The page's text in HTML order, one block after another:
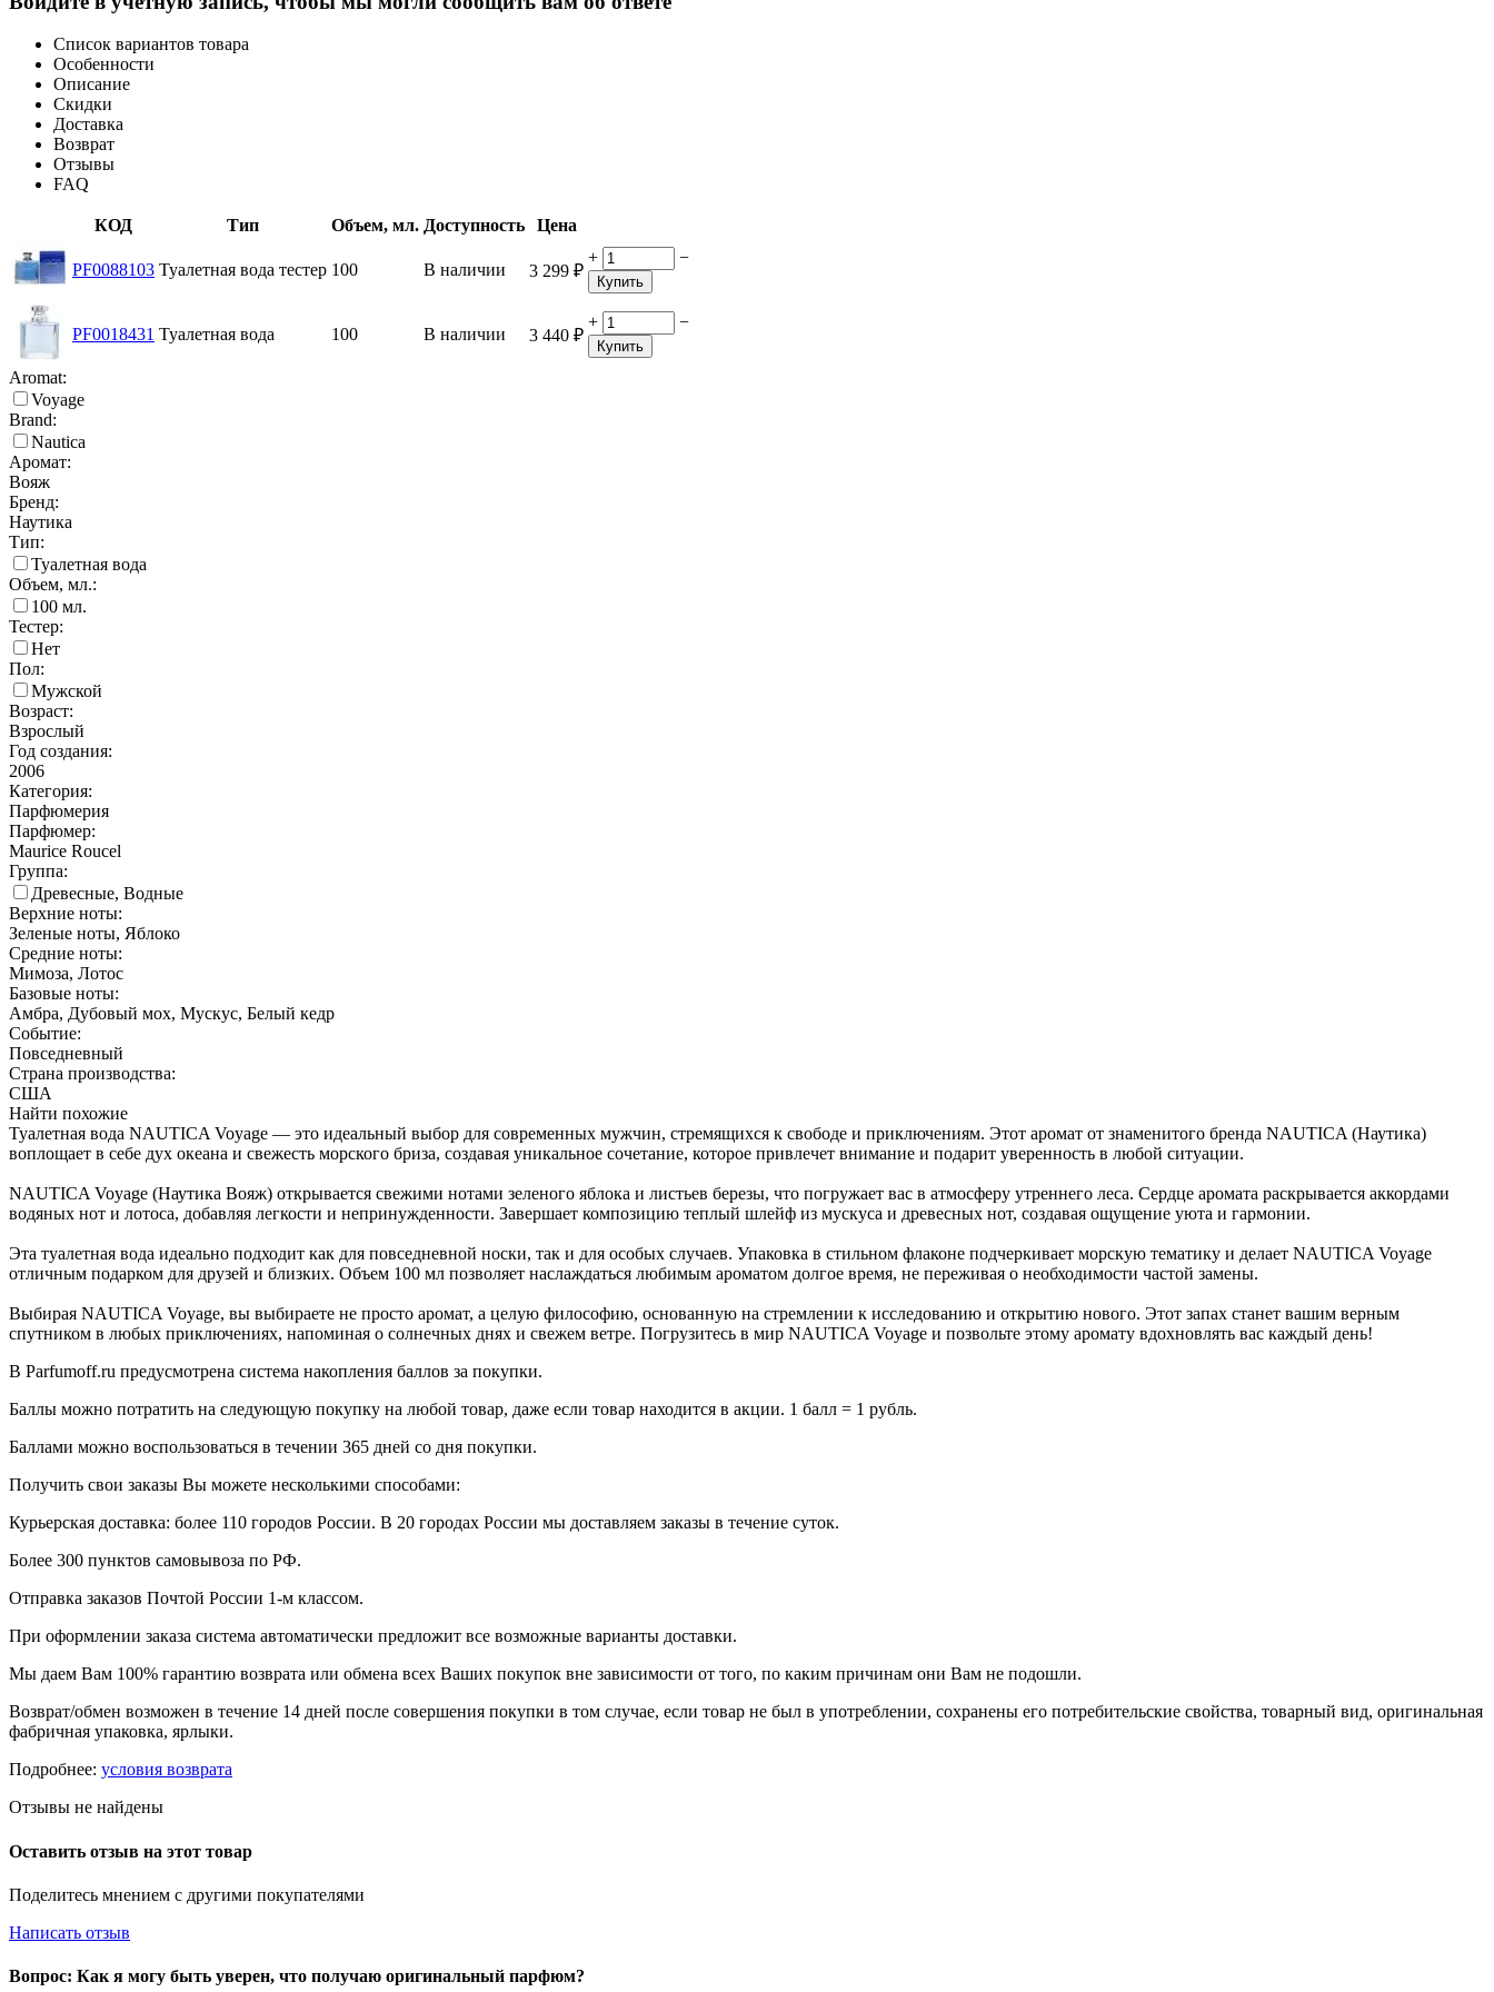
Список вариантов товара
Особенности
Описание
Скидки
Доставка
Возврат
Отзывы
FAQ
КОД Тип Объем, мл. Доступность Цена
PF0088103 Туалетная вода тестер 100 В наличии 3 299 ₽
+ −
Купить
PF0018431 Туалетная вода 100 В наличии 3 440 ₽
+ −
Купить
Aromat:
Voyage
Brand:
Nautica
Аромат:
Вояж
Бренд:
Наутика
Тип:
Туалетная вода
Объем, мл.:
100 мл.
Тестер:
Нет
Пол:
Мужской
Возраст:
Взрослый
Год создания:
2006
Категория:
Парфюмерия
Парфюмер:
Maurice Roucel
Группа:
Древесные, Водные
Верхние ноты:
Зеленые ноты, Яблоко
Средние ноты:
Мимоза, Лотос
Базовые ноты:
Амбра, Дубовый мох, Мускус, Белый кедр
Событие:
Повседневный
Страна производства:
США
Найти похожие
Туалетная вода NAUTICA Voyage — это идеальный выбор для современных мужчин, стремящихся к свободе и приключениям. Этот аромат от знаменитого бренда NAUTICA (Наутика)
воплощает в себе дух океана и свежесть морского бриза, создавая уникальное сочетание, которое привлечет внимание и подарит уверенность в любой ситуации.
NAUTICA Voyage (Наутика Вояж) открывается свежими нотами зеленого яблока и листьев березы, что погружает вас в атмосферу утреннего леса. Сердце аромата раскрывается аккордами
водяных нот и лотоса, добавляя легкости и непринужденности. Завершает композицию теплый шлейф из мускуса и древесных нот, создавая ощущение уюта и гармонии.
Эта туалетная вода идеально подходит как для повседневной носки, так и для особых случаев. Упаковка в стильном флаконе подчеркивает морскую тематику и делает NAUTICA Voyage
отличным подарком для друзей и близких. Объем 100 мл позволяет наслаждаться любимым ароматом долгое время, не переживая о необходимости частой замены.
Выбирая NAUTICA Voyage, вы выбираете не просто аромат, а целую философию, основанную на стремлении к исследованию и открытию нового. Этот запах станет вашим верным
спутником в любых приключениях, напоминая о солнечных днях и свежем ветре. Погрузитесь в мир NAUTICA Voyage и позвольте этому аромату вдохновлять вас каждый день!
В Parfumoff.ru предусмотрена система накопления баллов за покупки.
Баллы можно потратить на следующую покупку на любой товар, даже если товар находится в акции. 1 балл = 1 рубль.
Баллами можно воспользоваться в течении 365 дней со дня покупки.
Получить свои заказы Вы можете несколькими способами:
Курьерская доставка: более 110 городов России. В 20 городах России мы доставляем заказы в течение суток.
Более 300 пунктов самовывоза по РФ.
Отправка заказов Почтой России 1-м классом.
При оформлении заказа система автоматически предложит все возможные варианты доставки.
Мы даем Вам 100% гарантию возврата или обмена всех Ваших покупок вне зависимости от того, по каким причинам они Вам не подошли.
Возврат/обмен возможен в течение 14 дней после совершения покупки в том случае, если товар не был в употреблении, сохранены его потребительские свойства, товарный вид, оригинальная
фабричная упаковка, ярлыки.
Подробнее: условия возврата
Отзывы не найдены
Оставить отзыв на этот товар
Поделитесь мнением с другими покупателями
Написать отзыв
Вопрос: Как я могу быть уверен, что получаю оригинальный парфюм?